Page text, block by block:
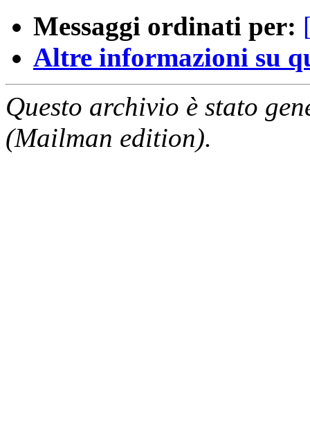
Messaggi ordinati per:
Altre informazioni su
Questo archivio è stato
(Mailman edition).